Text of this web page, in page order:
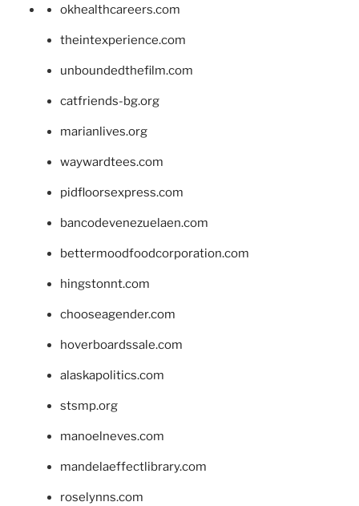
okhealthcareers.com
theintexperience.com
unboundedthefilm.com
catfriends-bg.org
marianlives.org
waywardtees.com
pidfloorsexpress.com
bancodevenezuelaen.com
bettermoodfoodcorporation.com
hingstonnt.com
chooseagender.com
hoverboardssale.com
alaskapolitics.com
stsmp.org
manoelneves.com
mandelaeffectlibrary.com
roselynns.com